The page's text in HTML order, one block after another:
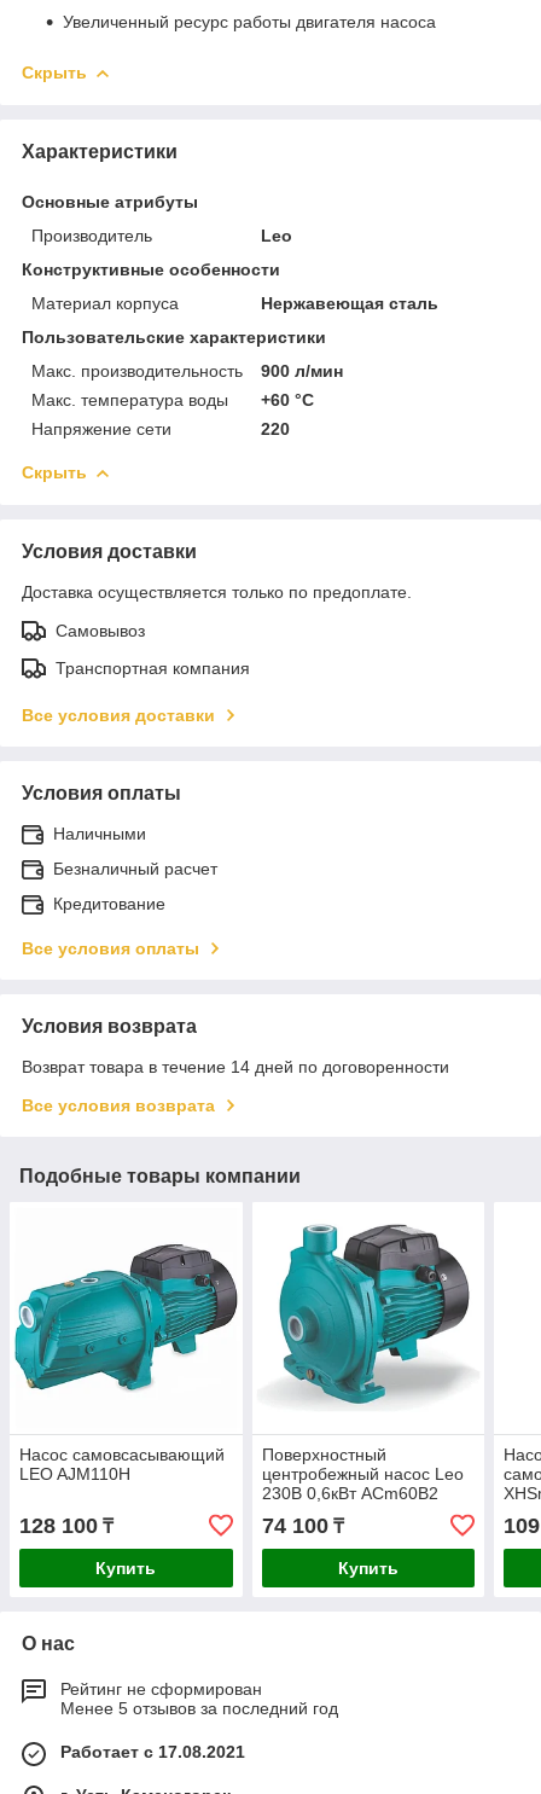
Увеличенный ресурс работы двигателя насоса
Скрыть
Характеристики
Основные атрибуты
Производитель
Leo
Конструктивные особенности
Материал корпуса
Нержавеющая сталь
Пользовательские характеристики
Макс. производительность
900 л/мин
Макс. температура воды
+60 °C
Напряжение сети
220
Скрыть
Условия доставки
Доставка осуществляется только по предоплате.
Самовывоз
Транспортная компания
Все условия доставки
Условия оплаты
Наличными
Безналичный расчет
Кредитование
Все условия оплаты
Условия возврата
Возврат товара в течение 14 дней по договоренности
Все условия возврата
Подобные товары компании
Насос самовсасывающий
LEO AJM110H
128 100 ₸
Купить
Поверхностный
центробежный насос Leo
230В 0,6кВт ACm60B2
74 100₸
Купить
О нас
Рейтинг не сформирован
Менее 5 отзывов за последний год
Работает с 17.08.2021